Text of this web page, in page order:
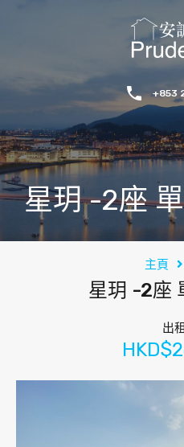
+853
星玥 -2座
主頁
星玥 -2座
出